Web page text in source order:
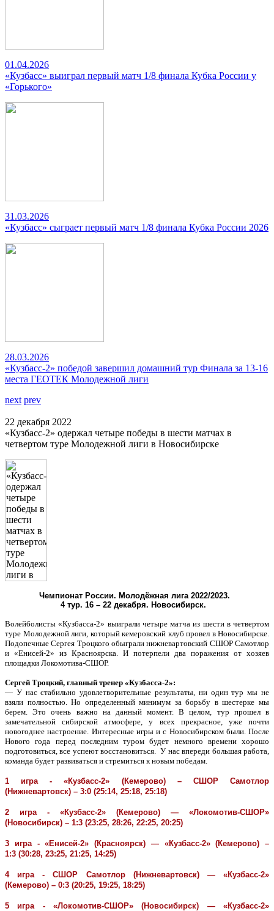
01.04.2026
«Кузбасс» выиграл первый матч 1/8 финала Кубка России у
«Горького»
31.03.2026
«Кузбасс» сыграет первый матч 1/8 финала Кубка России 2026
28.03.2026
«Кузбасс-2» победой завершил домашний тур Финала за 13-16
места ГЕОТЕК Молодежной лиги
next prev
22 декабря 2022
«Кузбасс-2» одержал четыре победы в шести матчах в
четвертом туре Молодежной лиги в Новосибирске
Чемпионат России. Молодёжная лига 2022/2023.
4 тур. 16 – 22 декабря. Новосибирск.
Волейболисты «Кузбасса-2» выиграли четыре матча из шести в четвертом
туре Молодежной лиги, который кемеровский клуб провел в Новосибирске.
Подопечные Сергея Троцкого обыграли нижневартовский СШОР Самотлор
и «Енисей-2» из Красноярска. И потерпели два поражения от хозяев
площадки Локомотива-СШОР.
Сергей Троцкий, главный тренер «Кузбасса-2»:
— У нас стабильно удовлетворительные результаты, ни один тур мы не
взяли полностью. Но определенный минимум за борьбу в шестерке мы
берем. Это очень важно на данный момент. В целом, тур прошел в
замечательной сибирской атмосфере, у всех прекрасное, уже почти
новогоднее настроение. Интересные игры и с Новосибирском были. После
Нового года перед последним туром будет немного времени хорошо
подготовиться, все успеют восстановиться. У нас впереди большая работа,
команда будет развиваться и стремиться к новым победам.
1 игра - «Кузбасс-2» (Кемерово) – СШОР Самотлор
(Нижневартовск) – 3:0 (25:14, 25:18, 25:18)
2 игра - «Кузбасс-2» (Кемерово) — «Локомотив-СШОР»
(Новосибирск) – 1:3 (23:25, 28:26, 22:25, 20:25)
3 игра - «Енисей-2» (Красноярск) — «Кузбасс-2» (Кемерово) –
1:3 (30:28, 23:25, 21:25, 14:25)
4 игра - СШОР Самотлор (Нижневартовск) — «Кузбасс-2»
(Кемерово) – 0:3 (20:25, 19:25, 18:25)
5 игра - «Локомотив-СШОР» (Новосибирск) — «Кузбасс-2»